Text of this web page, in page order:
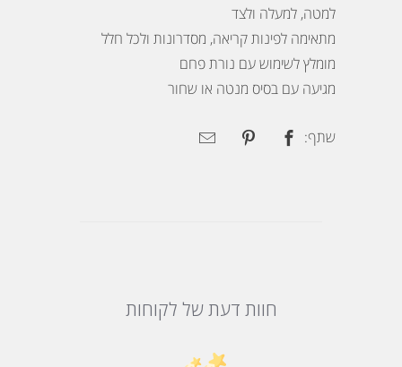
למטה, למעלה ולצד
מתאימה לפינות קריאה, מסדרונות ולכל חלל
מומלץ לשימוש עם נורת פחם
מגיעה עם בסיס מנטה או שחור
שתף:
חוות דעת של לקוחות